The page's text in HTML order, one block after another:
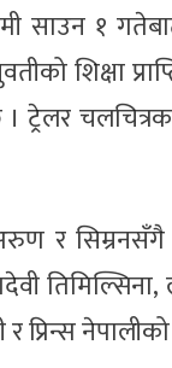
साउन १
शिक्षा
। ट्रेलर
र
तिमिल्सिना,